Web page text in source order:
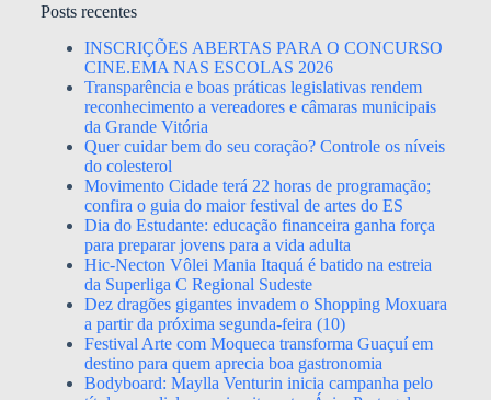
Posts recentes
INSCRIÇÕES ABERTAS PARA O CONCURSO
CINE.EMA NAS ESCOLAS 2026
Transparência e boas práticas legislativas rendem
reconhecimento a vereadores e câmaras municipais
da Grande Vitória
Quer cuidar bem do seu coração? Controle os níveis
do colesterol
Movimento Cidade terá 22 horas de programação;
confira o guia do maior festival de artes do ES
Dia do Estudante: educação financeira ganha força
para preparar jovens para a vida adulta
Hic-Necton Vôlei Mania Itaquá é batido na estreia
da Superliga C Regional Sudeste
Dez dragões gigantes invadem o Shopping Moxuara
a partir da próxima segunda-feira (10)
Festival Arte com Moqueca transforma Guaçuí em
destino para quem aprecia boa gastronomia
Bodyboard: Maylla Venturin inicia campanha pelo